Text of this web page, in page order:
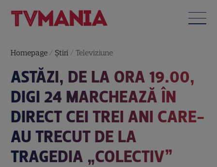
Homepage / Știri / Televiziune
ASTĂZI, DE LA ORA 19.00,
DIGI 24 MARCHEAZĂ ÎN
DIRECT CEI TREI ANI CARE-
AU TRECUT DE LA
TRAGEDIA „COLECTIV”